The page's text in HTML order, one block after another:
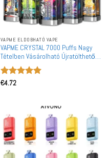
VAPME ELDOBHATÓ VAPE
VAPME CRYSTAL 7000 Puffs Nagy
Tételben Vásárolható Újratölthető
Eldobható Vape Nagykereskedelem
Értékelés:
€4.72